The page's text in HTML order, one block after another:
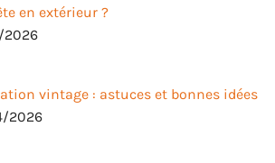
en extérieur ?
2026
vintage : astuces et bonnes idées
2026